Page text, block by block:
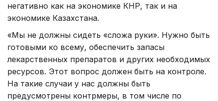
негативно как на экономике КНР, так и на
экономике Казахстана.
«Мы не должны сидеть «сложа руки». Нужно быть
готовыми ко всему, обеспечить запасы
лекарственных препаратов и других необходимых
ресурсов. Этот вопрос должен быть на контроле.
На такие случаи у нас должны быть
предусмотрены контрмеры, в том числе по